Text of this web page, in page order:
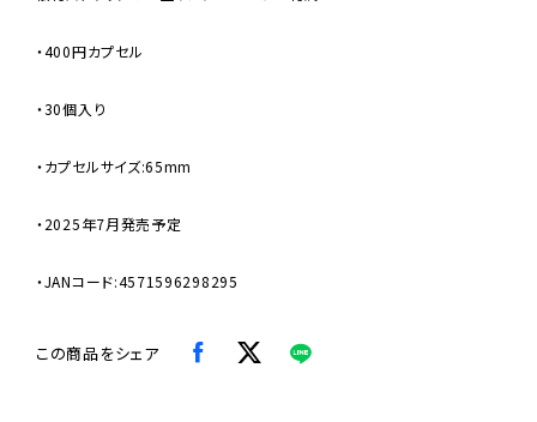
・400円カプセル
・30個入り
・カプセルサイズ:65mm
・2025年7月発売予定
・JANコード:4571596298295
この商品をシェア